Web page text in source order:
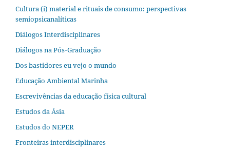
Cultura (i) material e rituais de consumo: perspectivas
semiopsicanalíticas
Diálogos Interdisciplinares
Diálogos na Pós‐Graduação
Dos bastidores eu vejo o mundo
Educação Ambiental Marinha
Escrevivências da educação física cultural
Estudos da Ásia​
Estudos do NEPER
Fronteiras interdisciplinares